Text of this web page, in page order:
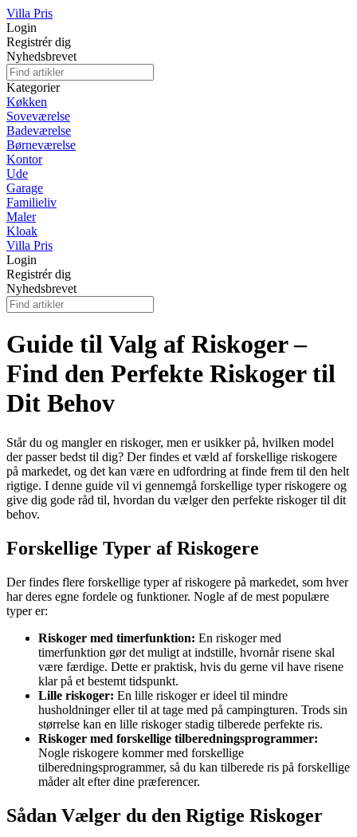
Villa Pris
Login
Registrér dig
Nyhedsbrevet
Kategorier
Køkken
Soveværelse
Badeværelse
Børneværelse
Kontor
Ude
Garage
Familieliv
Maler
Kloak
Villa Pris
Login
Registrér dig
Nyhedsbrevet
Guide til Valg af Riskoger –
Find den Perfekte Riskoger til
Dit Behov
Står du og mangler en riskoger, men er usikker på, hvilken model
der passer bedst til dig? Der findes et væld af forskellige riskogere
på markedet, og det kan være en udfordring at finde frem til den helt
rigtige. I denne guide vil vi gennemgå forskellige typer riskogere og
give dig gode råd til, hvordan du vælger den perfekte riskoger til dit
behov.
Forskellige Typer af Riskogere
Der findes flere forskellige typer af riskogere på markedet, som hver
har deres egne fordele og funktioner. Nogle af de mest populære
typer er:
Riskoger med timerfunktion: En riskoger med
timerfunktion gør det muligt at indstille, hvornår risene skal
være færdige. Dette er praktisk, hvis du gerne vil have risene
klar på et bestemt tidspunkt.
Lille riskoger: En lille riskoger er ideel til mindre
husholdninger eller til at tage med på campingturen. Trods sin
størrelse kan en lille riskoger stadig tilberede perfekte ris.
Riskoger med forskellige tilberedningsprogrammer:
Nogle riskogere kommer med forskellige
tilberedningsprogrammer, så du kan tilberede ris på forskellige
måder alt efter dine præferencer.
Sådan Vælger du den Rigtige Riskoger